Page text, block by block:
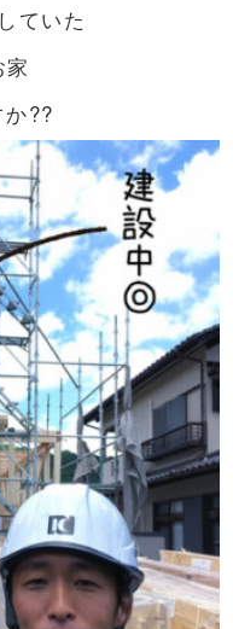
ていた
??